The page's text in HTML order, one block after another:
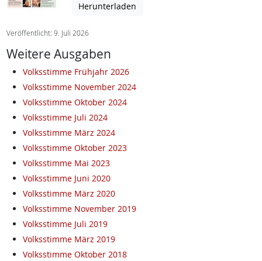
Herunterladen
Veröffentlicht: 9. Juli 2026
Weitere Ausgaben
Volksstimme Frühjahr 2026
Volksstimme November 2024
Volksstimme Oktober 2024
Volksstimme Juli 2024
Volksstimme März 2024
Volksstimme Oktober 2023
Volksstimme Mai 2023
Volksstimme Juni 2020
Volksstimme März 2020
Volksstimme November 2019
Volksstimme Juli 2019
Volksstimme März 2019
Volksstimme Oktober 2018